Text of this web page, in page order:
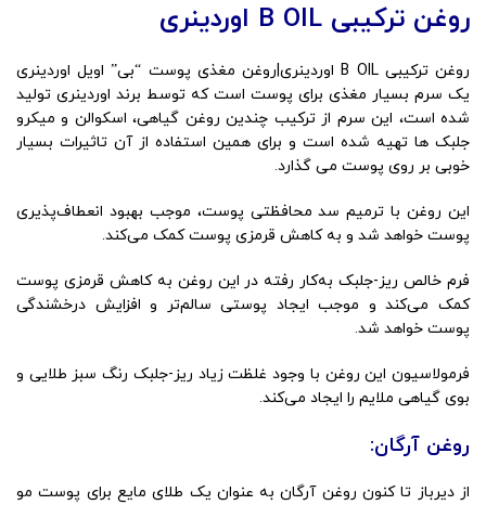
روغن ترکیبی B OIL اوردینری
روغن ترکیبی B OIL اوردینری|روغن مغذی پوست “بی” اویل اوردینری
یک سرم بسیار مغذی برای پوست است که توسط برند اوردینری تولید
شده است، این سرم از ترکیب چندین روغن گیاهی، اسکوالن و میکرو
جلبک ها تهیه شده است و برای همین استفاده از آن تاثیرات بسیار
خوبی بر روی پوست می گذارد.
این روغن با ترمیم سد محافظتی پوست، موجب بهبود انعطاف‌پذیری
پوست خواهد شد و به کاهش قرمزی پوست کمک می‌کند.
فرم خالص ریز-جلبک به‌کار رفته در این روغن به کاهش قرمزی پوست
کمک می‌کند و موجب ایجاد پوستی سالم‌تر و افزایش درخشندگی
پوست خواهد شد.
فرمولاسیون این روغن با وجود غلظت زیاد ریز-جلبک رنگ سبز طلایی و
بوی گیاهی ملایم را ایجاد می‌کند.
روغن آرگان:
از دیرباز تا کنون روغن آرگان به عنوان یک طلای مایع برای پوست مو